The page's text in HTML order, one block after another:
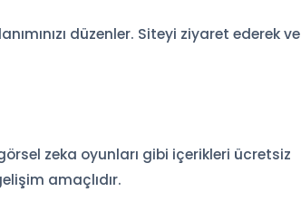
düzenler. Siteyi ziyaret ederek ve
zeka oyunları gibi içerikleri ücretsiz
amaçlıdır.